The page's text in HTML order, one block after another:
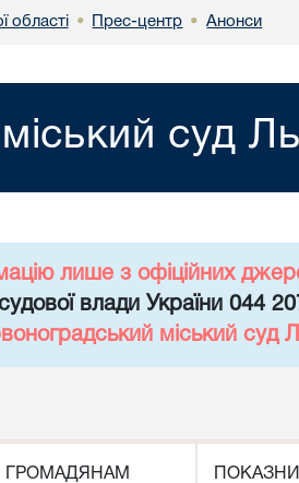
області • Прес-центр • Анонси
суд
лише з офіційних
влади України 044
міський суд
ГРОМАДЯНАМ